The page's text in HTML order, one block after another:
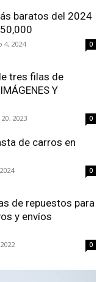
baratos del 2024
4, 2024 0
tres filas de
Y
2023 0
de carros en
0
de repuestos para
y envíos
0